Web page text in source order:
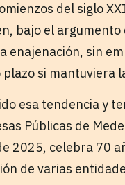
del siglo
bajo el argumento
enajenación, sin
si mantuviera
esa tendencia y
Públicas de
2025, celebra 70
de varias